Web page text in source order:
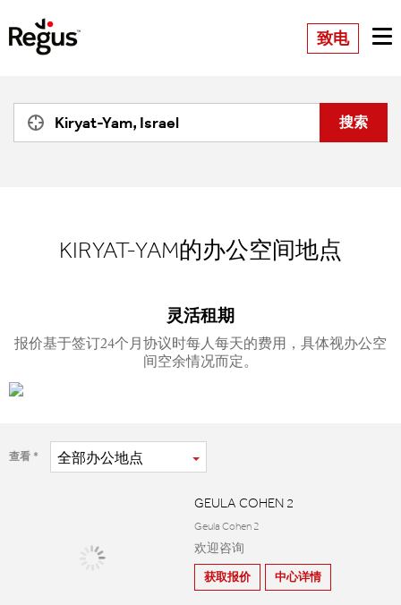
致电
KIRYAT-YAM的办公空间地点
灵活租期
报价基于签订24个月协议时每人每天的费用，具体视办公空
间空余情况而定。
查看 全部办公地点
GEULA COHEN 2
Geula Cohen 2
欢迎咨询
获取报价 中心详情